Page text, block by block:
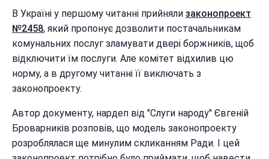
В Україні у першому читанні прийняли законопроект
№2458, який пропонує дозволити постачальникам
комунальних послуг зламувати двері боржників, щоб
відключити їм послуги. Але комітет відхилив цю
норму, а в другому читанні її виключать з
законопроекту.
Автор документу, нардеп від "Слуги народу" Євгеній
Броварників розповів, що модель законопроекту
розроблялася ще минулим скликанням Ради. І цей